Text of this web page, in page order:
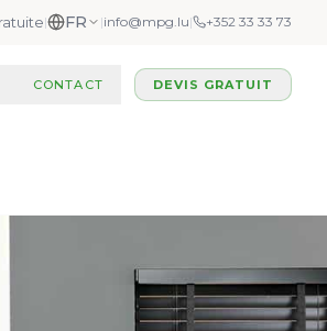
| FR |info@mpg.lu| +352 33 33 73
CONTACT DEVIS GRATUIT